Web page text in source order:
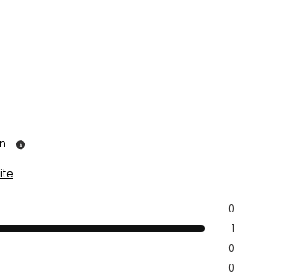
0
1
0
0